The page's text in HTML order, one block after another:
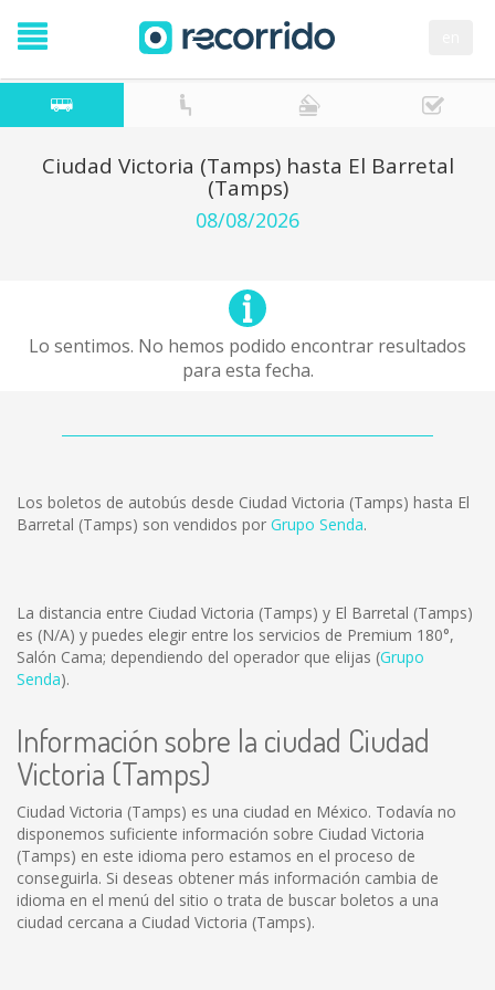
Ciudad Victoria (Tamps) hasta El Barretal
(Tamps)
08/08/2026
Lo sentimos. No hemos podido encontrar resultados
para esta fecha.
Los boletos de autobús desde Ciudad Victoria (Tamps) hasta El
Barretal (Tamps) son vendidos por Grupo Senda.
La distancia entre Ciudad Victoria (Tamps) y El Barretal (Tamps)
es (N/A) y puedes elegir entre los servicios de Premium 180°,
Salón Cama; dependiendo del operador que elijas (Grupo
Senda).
Información sobre la ciudad Ciudad
Victoria (Tamps)
Ciudad Victoria (Tamps) es una ciudad en México. Todavía no
disponemos suficiente información sobre Ciudad Victoria
(Tamps) en este idioma pero estamos en el proceso de
conseguirla. Si deseas obtener más información cambia de
idioma en el menú del sitio o trata de buscar boletos a una
ciudad cercana a Ciudad Victoria (Tamps).